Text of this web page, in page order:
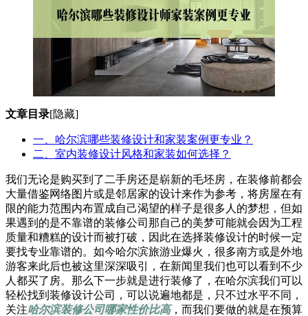
文章目录[隐藏]
一、哈尔滨哪些装修设计和家装案例更专业？
二、室内装修设计风格和家装如何选择？
我们无论是购买到了二手房还是崭新的毛坯房，在装修前都会
大量借鉴网络图片或是邻居家的设计来作为参考，将房屋在有
限的能力范围内布置成自己渴望的样子是很多人的梦想，但如
果遇到的是不靠谱的装修公司那自己的美梦可能就会因为工程
质量和糟糕的设计而被打破，因此在选择装修设计的时候一定
要找专业靠谱的。如今哈尔滨旅游业爆火，很多南方或是外地
游客来此后也被这里深深吸引，在新闻里我们也可以看到不少
人都买了房。那么下一步就是进行装修了，在哈尔滨我们可以
轻松找到装修设计公司，可以说遍地都是，只不过水平不同，
关注哈尔滨装修公司哪家性价比高，而我们要做的就是在预算